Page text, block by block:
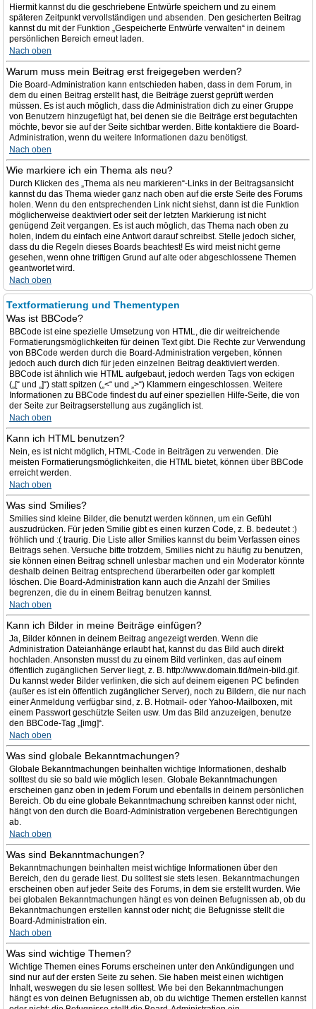
Hiermit kannst du die geschriebene Entwürfe speichern und zu einem
späteren Zeitpunkt vervollständigen und absenden. Den gesicherten Beitrag
kannst du mit der Funktion „Gespeicherte Entwürfe verwalten“ in deinem
persönlichen Bereich erneut laden.
Nach oben
Warum muss mein Beitrag erst freigegeben werden?
Die Board-Administration kann entschieden haben, dass in dem Forum, in
dem du einen Beitrag erstellt hast, die Beiträge zuerst geprüft werden
müssen. Es ist auch möglich, dass die Administration dich zu einer Gruppe
von Benutzern hinzugefügt hat, bei denen sie die Beiträge erst begutachten
möchte, bevor sie auf der Seite sichtbar werden. Bitte kontaktiere die Board-
Administration, wenn du weitere Informationen dazu benötigst.
Nach oben
Wie markiere ich ein Thema als neu?
Durch Klicken des „Thema als neu markieren“-Links in der Beitragsansicht
kannst du das Thema wieder ganz nach oben auf die erste Seite des Forums
holen. Wenn du den entsprechenden Link nicht siehst, dann ist die Funktion
möglicherweise deaktiviert oder seit der letzten Markierung ist nicht
genügend Zeit vergangen. Es ist auch möglich, das Thema nach oben zu
holen, indem du einfach eine Antwort darauf schreibst. Stelle jedoch sicher,
dass du die Regeln dieses Boards beachtest! Es wird meist nicht gerne
gesehen, wenn ohne triftigen Grund auf alte oder abgeschlossene Themen
geantwortet wird.
Nach oben
Textformatierung und Thementypen
Was ist BBCode?
BBCode ist eine spezielle Umsetzung von HTML, die dir weitreichende
Formatierungsmöglichkeiten für deinen Text gibt. Die Rechte zur Verwendung
von BBCode werden durch die Board-Administration vergeben, können
jedoch auch durch dich für jeden einzelnen Beitrag deaktiviert werden.
BBCode ist ähnlich wie HTML aufgebaut, jedoch werden Tags von eckigen
(„[“ und „]“) statt spitzen („<“ und „>“) Klammern eingeschlossen. Weitere
Informationen zu BBCode findest du auf einer speziellen Hilfe-Seite, die von
der Seite zur Beitragserstellung aus zugänglich ist.
Nach oben
Kann ich HTML benutzen?
Nein, es ist nicht möglich, HTML-Code in Beiträgen zu verwenden. Die
meisten Formatierungsmöglichkeiten, die HTML bietet, können über BBCode
erreicht werden.
Nach oben
Was sind Smilies?
Smilies sind kleine Bilder, die benutzt werden können, um ein Gefühl
auszudrücken. Für jeden Smilie gibt es einen kurzen Code, z. B. bedeutet :)
fröhlich und :( traurig. Die Liste aller Smilies kannst du beim Verfassen eines
Beitrags sehen. Versuche bitte trotzdem, Smilies nicht zu häufig zu benutzen,
sie können einen Beitrag schnell unlesbar machen und ein Moderator könnte
deshalb deinen Beitrag entsprechend überarbeiten oder gar komplett
löschen. Die Board-Administration kann auch die Anzahl der Smilies
begrenzen, die du in einem Beitrag benutzen kannst.
Nach oben
Kann ich Bilder in meine Beiträge einfügen?
Ja, Bilder können in deinem Beitrag angezeigt werden. Wenn die
Administration Dateianhänge erlaubt hat, kannst du das Bild auch direkt
hochladen. Ansonsten musst du zu einem Bild verlinken, das auf einem
öffentlich zugänglichen Server liegt, z. B. http://www.domain.tld/mein-bild.gif.
Du kannst weder Bilder verlinken, die sich auf deinem eigenen PC befinden
(außer es ist ein öffentlich zugänglicher Server), noch zu Bildern, die nur nach
einer Anmeldung verfügbar sind, z. B. Hotmail- oder Yahoo-Mailboxen, mit
einem Passwort geschützte Seiten usw. Um das Bild anzuzeigen, benutze
den BBCode-Tag „[img]“.
Nach oben
Was sind globale Bekanntmachungen?
Globale Bekanntmachungen beinhalten wichtige Informationen, deshalb
solltest du sie so bald wie möglich lesen. Globale Bekanntmachungen
erscheinen ganz oben in jedem Forum und ebenfalls in deinem persönlichen
Bereich. Ob du eine globale Bekanntmachung schreiben kannst oder nicht,
hängt von den durch die Board-Administration vergebenen Berechtigungen
ab.
Nach oben
Was sind Bekanntmachungen?
Bekanntmachungen beinhalten meist wichtige Informationen über den
Bereich, den du gerade liest. Du solltest sie stets lesen. Bekanntmachungen
erscheinen oben auf jeder Seite des Forums, in dem sie erstellt wurden. Wie
bei globalen Bekanntmachungen hängt es von deinen Befugnissen ab, ob du
Bekanntmachungen erstellen kannst oder nicht; die Befugnisse stellt die
Board-Administration ein.
Nach oben
Was sind wichtige Themen?
Wichtige Themen eines Forums erscheinen unter den Ankündigungen und
sind nur auf der ersten Seite zu sehen. Sie haben meist einen wichtigen
Inhalt, weswegen du sie lesen solltest. Wie bei den Bekanntmachungen
hängt es von deinen Befugnissen ab, ob du wichtige Themen erstellen kannst